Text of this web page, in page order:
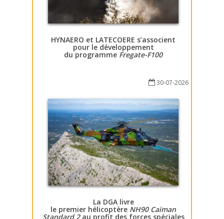
HYNAERO et LATECOERE s’associent
pour le développement
du programme Fregate-F100
30-07-2026
La DGA livre
le premier hélicoptère NH90 Caïman
Standard 2au profit des forces spéciales